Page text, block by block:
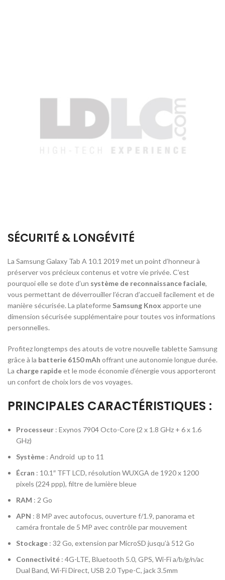
SÉCURITÉ & LONGÉVITÉ
La Samsung Galaxy Tab A 10.1 2019 met un point d’honneur à
préserver vos précieux contenus et votre vie privée. C’est
pourquoi elle se dote d’un système de reconnaissance faciale,
vous permettant de déverrouiller l’écran d’accueil facilement et de
manière sécurisée. La plateforme Samsung Knox apporte une
dimension sécurisée supplémentaire pour toutes vos informations
personnelles.
Profitez longtemps des atouts de votre nouvelle tablette Samsung
grâce à la batterie 6150 mAh offrant une autonomie longue durée.
La charge rapideet le mode économie d’énergie vous apporteront
un confort de choix lors de vos voyages.
PRINCIPALES CARACTÉRISTIQUES :
Processeur : Exynos 7904 Octo-Core (2 x 1.8 GHz + 6 x 1.6
GHz)
Système : Android up to 11
Écran : 10.1″ TFT LCD, résolution WUXGA de 1920 x 1200
pixels (224 ppp), filtre de lumière bleue
RAM : 2 Go
APN : 8 MP avec autofocus, ouverture f/1.9, panorama et
caméra frontale de 5 MP avec contrôle par mouvement
Stockage : 32 Go, extension par MicroSD jusqu’à 512 Go
Connectivité : 4G-LTE, Bluetooth 5.0, GPS, Wi-Fi a/b/g/n/ac
Dual Band, Wi-Fi Direct, USB 2.0 Type-C, jack 3.5mm